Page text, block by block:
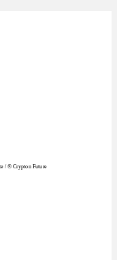
/ © Crypton Future